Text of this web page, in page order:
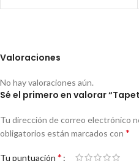
Valoraciones
No hay valoraciones aún.
Sé el primero en valorar
Tu dirección de correo electrónico
obligatorios están marcados con *
Tu puntuación *